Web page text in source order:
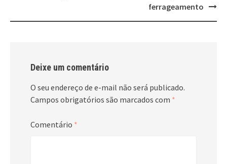
ferrageamento
Deixe um comentário
O seu endereço de e-mail não será publicado.
Campos obrigatórios são marcados com *
Comentário *